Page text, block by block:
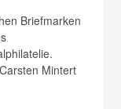
Briefmarken
Mintert